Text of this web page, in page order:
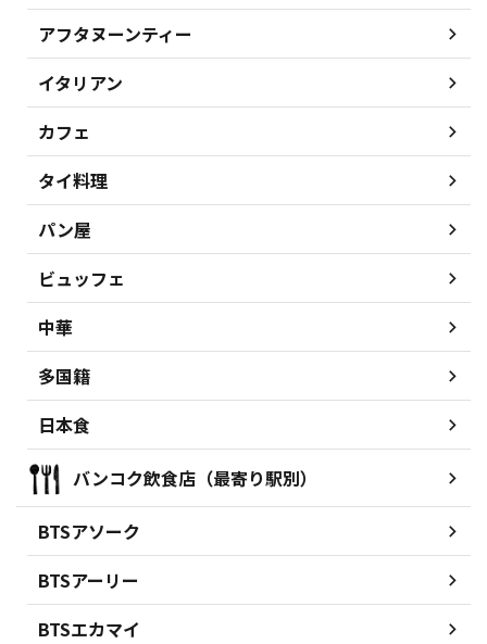
アフタヌーンティー
イタリアン
カフェ
タイ料理
パン屋
ビュッフェ
中華
多国籍
日本食
バンコク飲食店（最寄り駅別）
BTSアソーク
BTSアーリー
BTSエカマイ